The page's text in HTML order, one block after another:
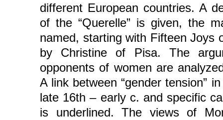
different European countries. A
of the “Querelle” is given, the
named, starting with Fifteen Joys
by Christine of Pisa. The
opponents of women are
A link between “gender tension”
late 16th – early c. and specific
is underlined. The views of